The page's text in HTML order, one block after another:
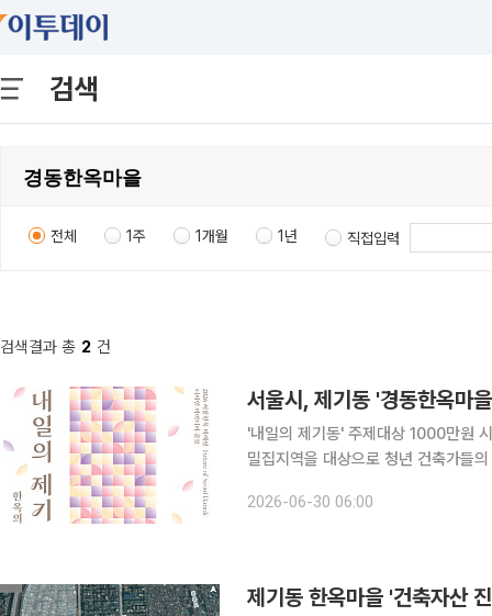
검색
전체 1주 1개월 1년 직접입력
검색결과 총 2 건
서울시, 제기동 '경동한옥마
'내일의 제기동' 주제대상 1000만원 시상7월 7일 공모
밀집지역을 대상으로 청년 건축가들
(Future of Seoul Hanok) 디자인
2026-06-30 06:00